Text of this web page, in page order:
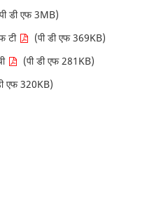
डी एफ 3MB)
टी
(पी डी एफ 369KB)
(पी डी एफ 281KB)
एफ 320KB)